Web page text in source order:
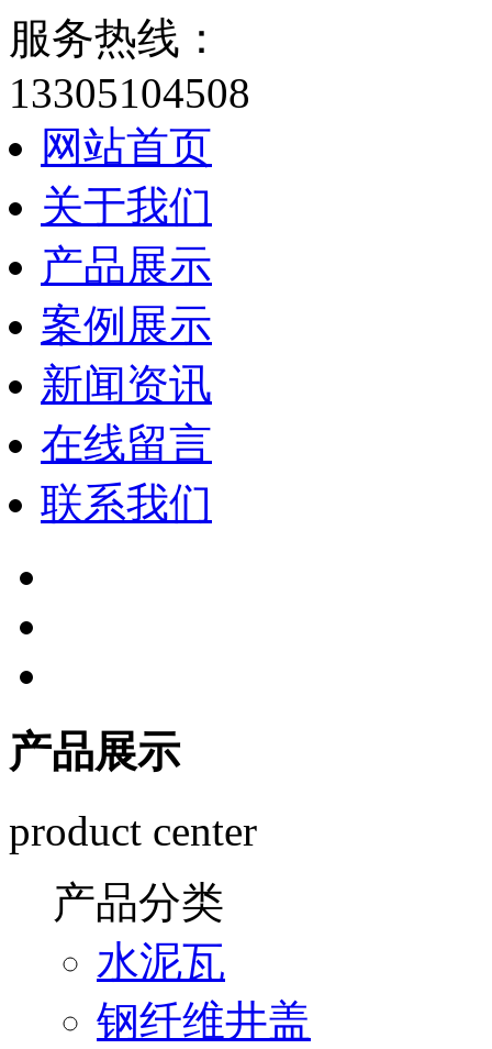
服务热线：
13305104508
网站首页
关于我们
产品展示
案例展示
新闻资讯
在线留言
联系我们
产品展示
product center
产品分类
水泥瓦
钢纤维井盖